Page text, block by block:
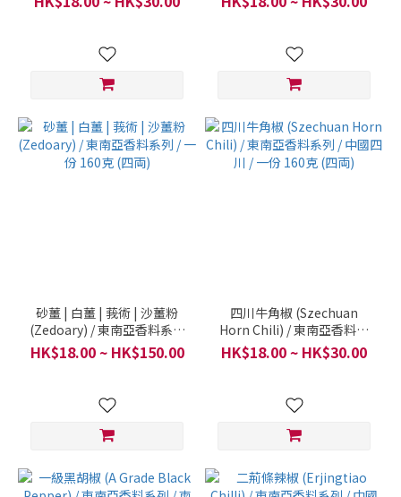
160克 (四両)
砂薑 | 白薑 | 莪術 | 沙薑粉
(Zedoary) / 東南亞香料系列
/ 一份 160克 (四両)
HK$18.00 ~ HK$150.00
四川牛角椒 (Szechuan
Horn Chili) / 東南亞香料系
列 / 中國四川 / 一份 160克
(四両)
HK$18.00 ~ HK$30.00